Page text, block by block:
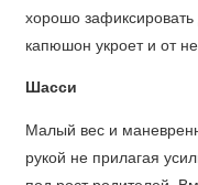
хорошо
капюшон укроет и от
Шасси
Малый вес и
рукой не прилагая